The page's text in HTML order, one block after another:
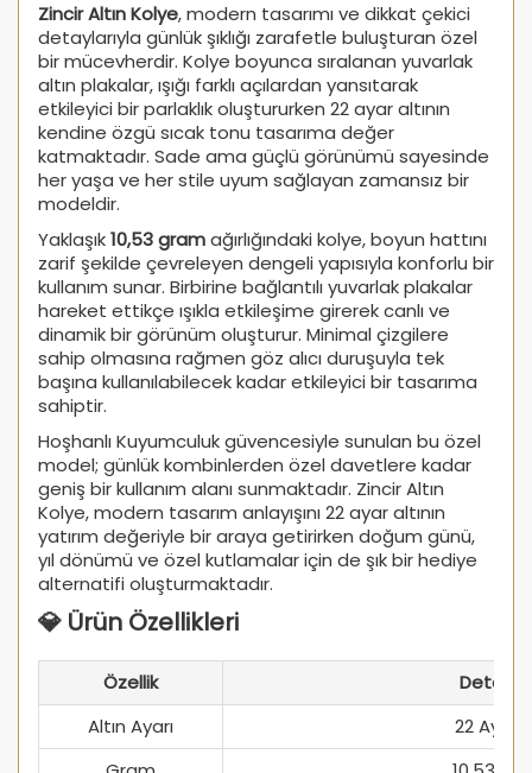
Zincir Altın Kolye, modern tasarımı ve dikkat çekici
detaylarıyla günlük şıklığı zarafetle buluşturan özel
bir mücevherdir. Kolye boyunca sıralanan yuvarlak
altın plakalar, ışığı farklı açılardan yansıtarak
etkileyici bir parlaklık oluştururken 22 ayar altının
kendine özgü sıcak tonu tasarıma değer
katmaktadır. Sade ama güçlü görünümü sayesinde
her yaşa ve her stile uyum sağlayan zamansız bir
modeldir.
Yaklaşık10,53 gramağırlığındaki kolye, boyun hattını
zarif şekilde çevreleyen dengeli yapısıyla konforlu bir
kullanım sunar. Birbirine bağlantılı yuvarlak plakalar
hareket ettikçe ışıkla etkileşime girerek canlı ve
dinamik bir görünüm oluşturur. Minimal çizgilere
sahip olmasına rağmen göz alıcı duruşuyla tek
başına kullanılabilecek kadar etkileyici bir tasarıma
sahiptir.
Hoşhanlı Kuyumculuk güvencesiyle sunulan bu özel
model; günlük kombinlerden özel davetlere kadar
geniş bir kullanım alanı sunmaktadır. Zincir Altın
Kolye, modern tasarım anlayışını 22 ayar altının
yatırım değeriyle bir araya getirirken doğum günü,
yıl dönümü ve özel kutlamalar için de şık bir hediye
alternatifi oluşturmaktadır.
💎 Ürün Özellikleri
Özellik
Detay
Altın Ayarı
22 Ayar